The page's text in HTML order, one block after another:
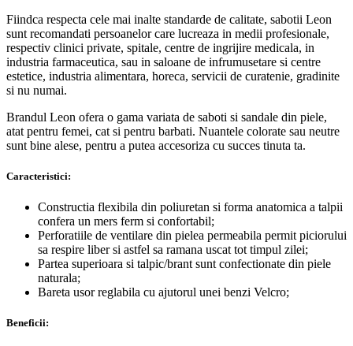
Fiindca respecta cele mai inalte standarde de calitate, sabotii Leon
sunt recomandati persoanelor care lucreaza in medii profesionale,
respectiv clinici private, spitale, centre de ingrijire medicala, in
industria farmaceutica, sau in saloane de infrumusetare si centre
estetice, industria alimentara, horeca, servicii de curatenie, gradinite
si nu numai.
Brandul Leon ofera o gama variata de saboti si sandale din piele,
atat pentru femei, cat si pentru barbati. Nuantele colorate sau neutre
sunt bine alese, pentru a putea accesoriza cu succes tinuta ta.
Caracteristici:
Constructia flexibila din poliuretan si forma anatomica a talpii
confera un mers ferm si confortabil;
Perforatiile de ventilare din pielea permeabila permit piciorului
sa respire liber si astfel sa ramana uscat tot timpul zilei;
Partea superioara si talpic/brant sunt confectionate din piele
naturala;
Bareta usor reglabila cu ajutorul unei benzi Velcro;
Beneficii: